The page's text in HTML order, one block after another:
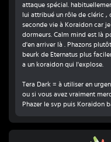
attaque spécial.
lui attribué un rôle de cléric ,
seconde vie à Koraidon car
dormeurs. Calm mind est là
d'en arriver là . Phazons
beurk de Eternatus plus
a un koraidon qui l'explose.
Tera Dark = à utiliser en
ou si vous avez vraiment